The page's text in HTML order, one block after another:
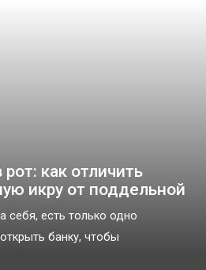
как отличить
икру от поддельной
себя, есть только одно
банку, чтобы